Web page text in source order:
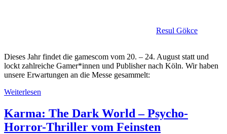
Resul Gökce
Dieses Jahr findet die gamescom vom 20. – 24. August statt und
lockt zahlreiche Gamer*innen und Publisher nach Köln. Wir haben
unsere Erwartungen an die Messe gesammelt:
Weiterlesen
Karma: The Dark World – Psycho-
Horror-Thriller vom Feinsten